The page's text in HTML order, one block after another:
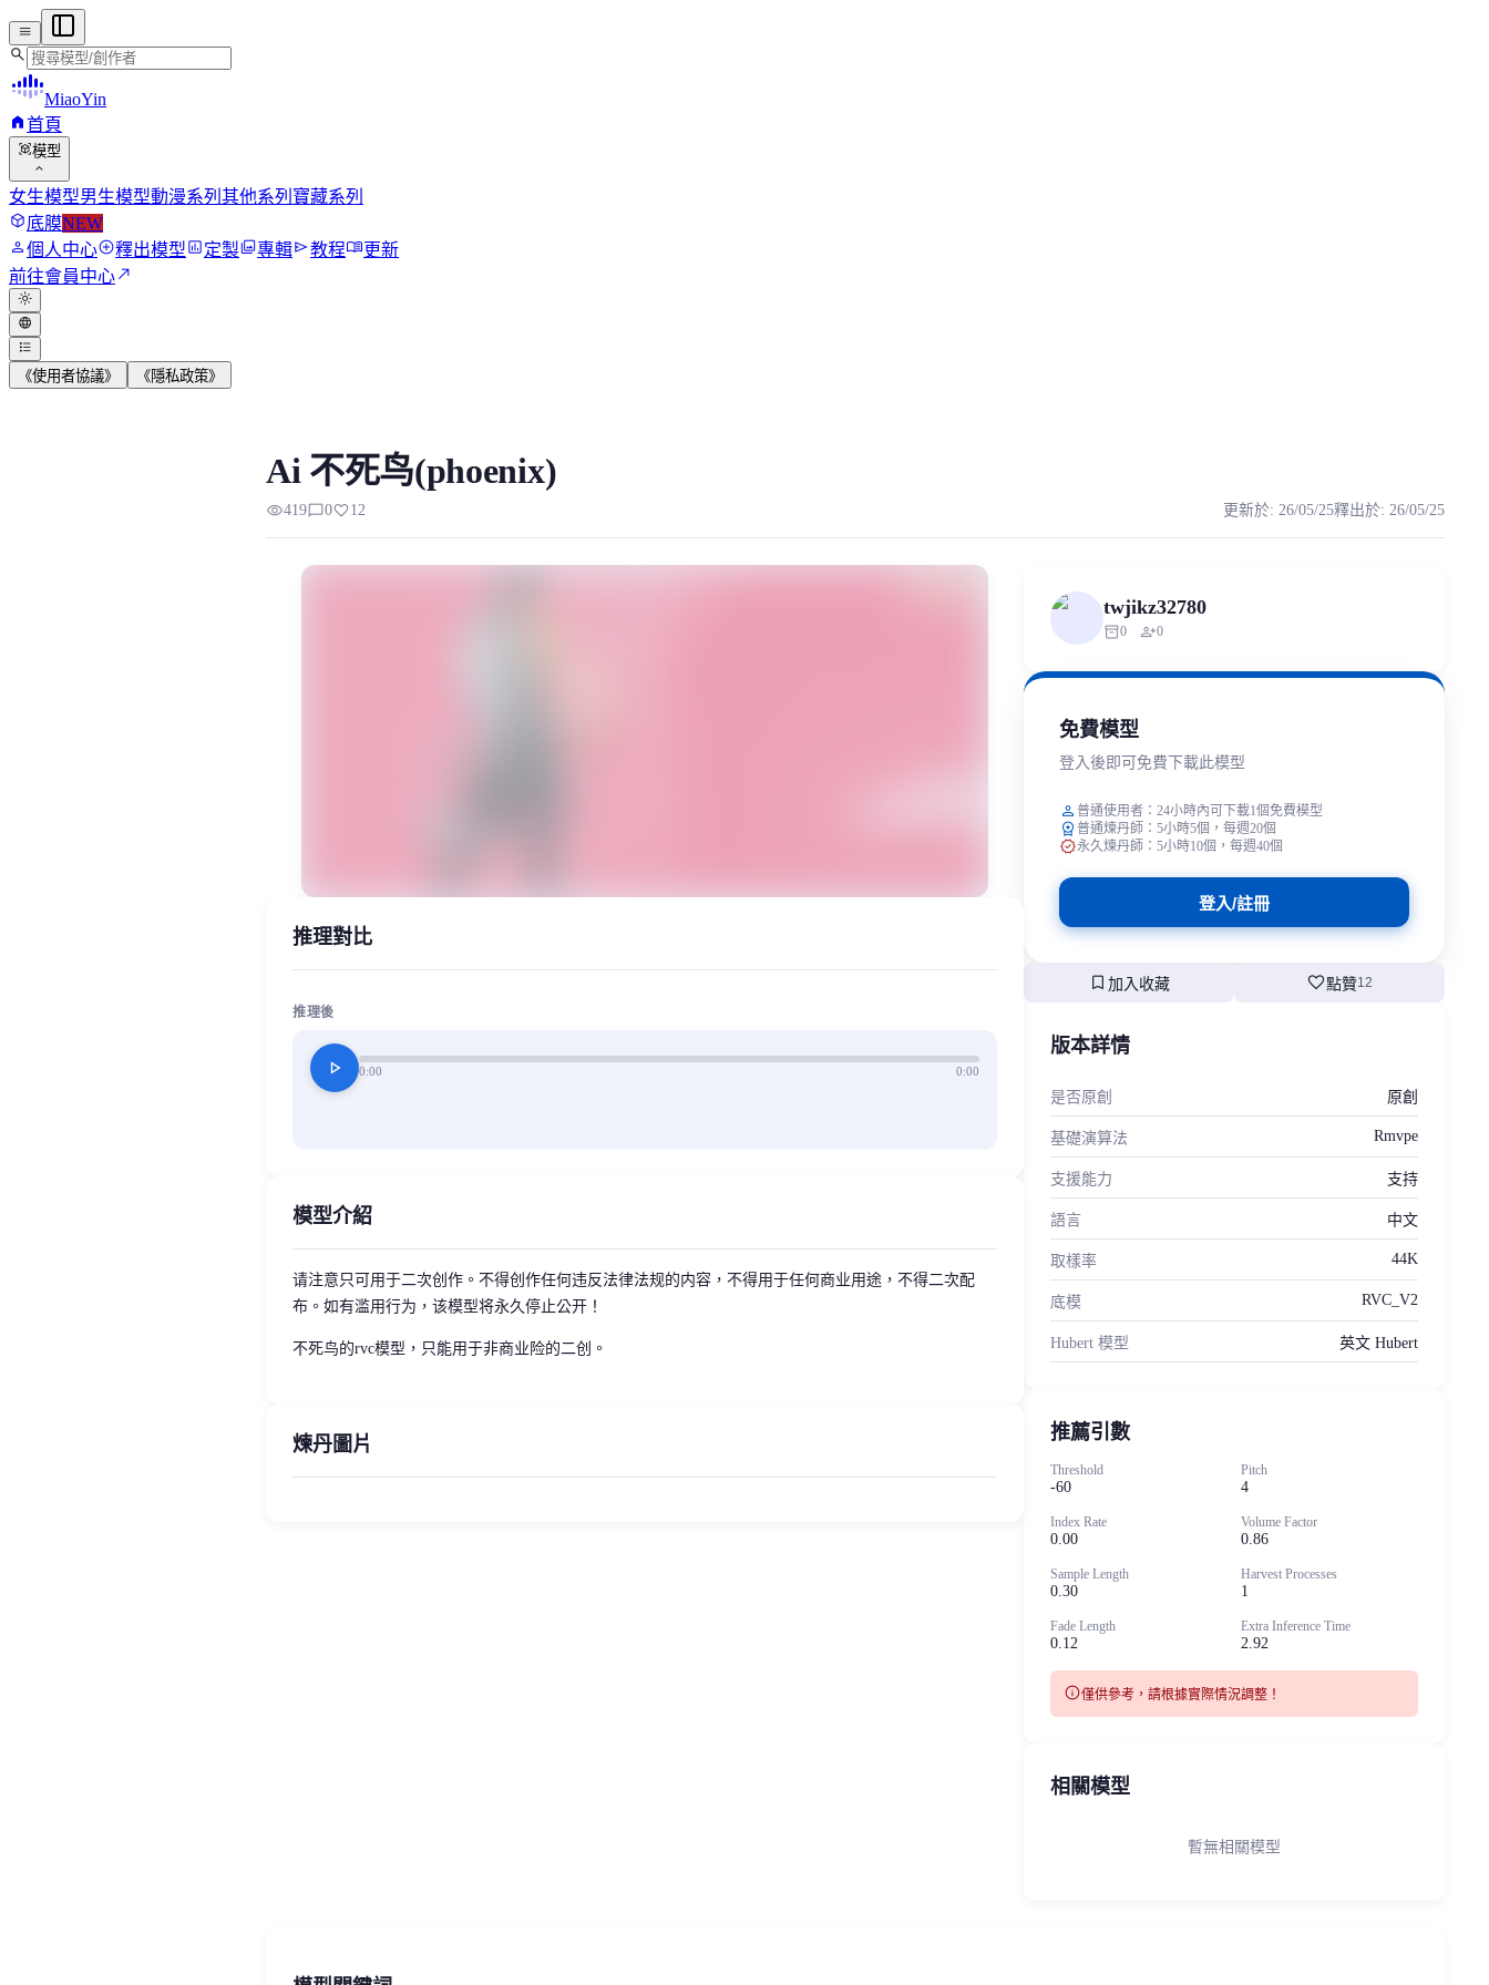
menu
search
MiaoYin
home首頁
view_in_ar模型
expand_more
女生模型男生模型動漫系列 其他系列 寶藏系列
deployed_code底膜NEW
person個人中心add_circle釋出模型assessment定製photo_library專輯send教程menu_book更新
前往會員中心north_east
light_mode
language
format_list_bulleted
《使用者協議》 《隱私政策》
請註意只可用於二次創作。不得創作任何違反法律法規的内容，不得...
MiaoYin Original Content. Official source: https://klrvc.com. Source: https://klrvc.com/zh-TW/mxgf/5080. Unauthorized scraping, republishing, model data cloning, or commercial
Ai 不死鸟(phoenix)
visibility419chat_bubble_outline0favorite12 更新於: 26/05/25釋出於: 26/05/25
推理對比
推理後
play_arrow 0:00 0:00
模型介紹
请注意只可用于二次创作。不得创作任何违反法律法规的内容，不得用于任何商业用途，不得二次配
布。如有滥用行为，该模型将永久停止公开！
不死鸟的rvc模型，只能用于非商业险的二创。
煉丹圖片
twjikz32780
inventory_20 person_add0
免費模型
登入後即可免費下載此模型
person 普通使用者：24小時內可下載1個免費模型
workspace_premium 普通煉丹師：5小時5個，每週20個
verified永久煉丹師：5小時10個，每週40個
登入/註冊
bookmark 加入收藏 favorite點贊12
版本詳情
是否原創 原創
基礎演算法 Rmvpe
支援能力 支持
語言 中文
取樣率 44K
底模 RVC_V2
Hubert 模型 英文 Hubert
推薦引數
Threshold
-60
Pitch
4
Index Rate
0.00
Volume Factor
0.86
Sample Length
0.30
Harvest Processes
1
Fade Length
0.12
Extra Inference Time
2.92
info僅供參考，請根據實際情況調整！
相關模型
暫無相關模型